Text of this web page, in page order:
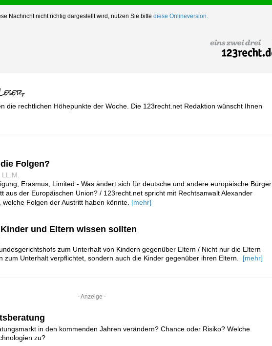
Nachricht nicht richtig dargestellt wird, nutzen Sie bitte diese Onlineversion.
die rechtlichen Höhepunkte der Woche. Die 123recht.net Redaktion wünscht Ihnen
Folgen?
Erasmus, Limited - Was ändert sich für deutsche und andere europäische Bürger
aus der Europäischen Union? / 123recht.net spricht mit Rechtsanwalt Alexander
Folgen der Austritt haben könnte. [mehr]
und Eltern wissen sollten
zum Unterhalt von Kindern gegenüber Eltern / Nicht nur die Eltern
zum Unterhalt verpflichtet, sondern auch die Kinder gegenüber ihren Eltern. [mehr]
- Anzeige -
in den kommenden Jahren verändern? Chance oder Risiko? Welche
zu?